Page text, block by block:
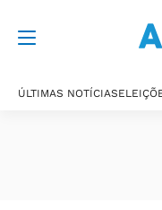
ÚLTIMAS NOTÍCIAS